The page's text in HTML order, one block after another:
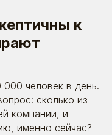
к
000 человек в день.
сколько из
компании, и
именно сейчас?